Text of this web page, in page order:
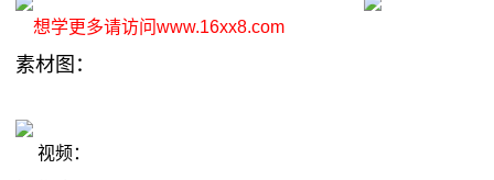
想学更多请访问www.16xx8.com
素材图：
视频：